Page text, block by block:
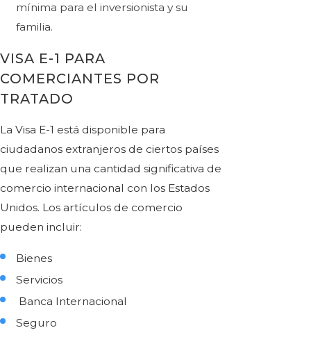
mínima para el inversionista y su
familia.
VISA E-1 PARA
COMERCIANTES POR
TRATADO
La Visa E-1 está disponible para
ciudadanos extranjeros de ciertos países
que realizan una cantidad significativa de
comercio internacional con los Estados
Unidos. Los artículos de comercio
pueden incluir:
Bienes
Servicios
Banca Internacional
Seguro